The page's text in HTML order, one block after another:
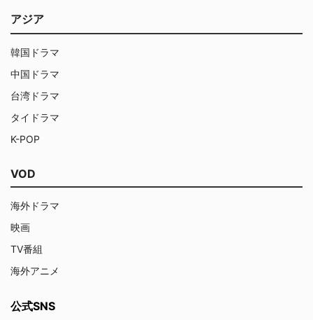
アジア
韓国ドラマ
中国ドラマ
台湾ドラマ
タイドラマ
K-POP
VOD
海外ドラマ
映画
TV番組
海外アニメ
公式SNS